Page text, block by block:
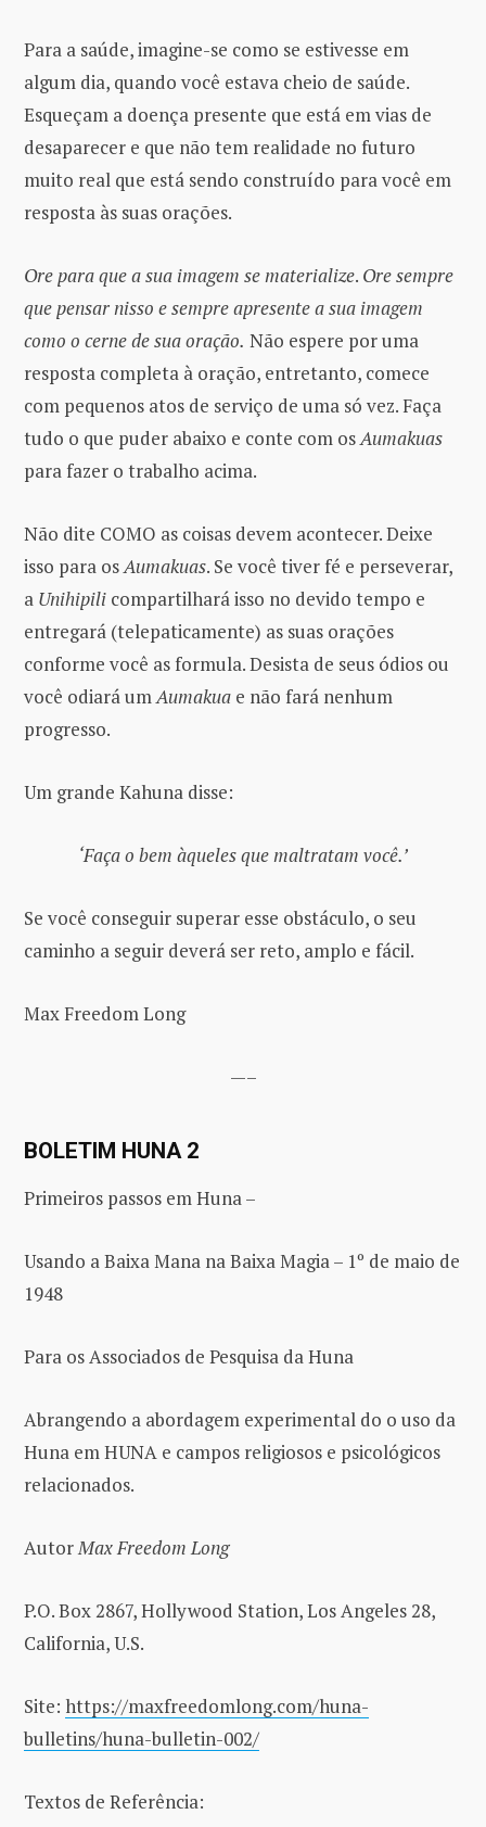
Para a saúde, imagine-se como se estivesse em
algum dia, quando você estava cheio de saúde.
Esqueçam a doença presente que está em vias de
desaparecer e que não tem realidade no futuro
muito real que está sendo construído para você em
resposta às suas orações.
Ore para que a sua imagem se materialize. Ore sempre
que pensar nisso e sempre apresente a sua imagem
como o cerne de sua oração. Não espere por uma
resposta completa à oração, entretanto, comece
com pequenos atos de serviço de uma só vez. Faça
tudo o que puder abaixo e conte com osAumakuas
para fazer o trabalho acima.
Não dite COMO as coisas devem acontecer. Deixe
isso para osAumakuas. Se você tiver fé e perseverar,
a Unihipili compartilhará isso no devido tempo e
entregará (telepaticamente) as suas orações
conforme você as formula. Desista de seus ódios ou
você odiará umAumakua e não fará nenhum
progresso.
Um grande Kahuna disse:
‘Faça o bem àqueles que maltratam você.’
Se você conseguir superar esse obstáculo, o seu
caminho a seguir deverá ser reto, amplo e fácil.
Max Freedom Long
—–
BOLETIM HUNA 2
Primeiros passos em Huna –
Usando a Baixa Mana na Baixa Magia – 1º de maio de
1948
Para os Associados de Pesquisa da Huna
Abrangendo a abordagem experimental do o uso da
Huna em HUNA e campos religiosos e psicológicos
relacionados.
AutorMax Freedom Long
P.O. Box 2867, Hollywood Station, Los Angeles 28,
California, U.S.
Site: https://maxfreedomlong.com/huna-
bulletins/huna-bulletin-002/
Textos de Referência: